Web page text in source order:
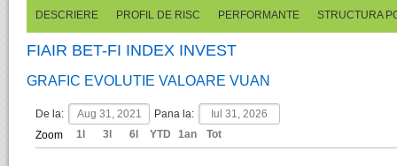
DESCRIERE PROFIL DE RISC PERFORMANTE STRUCTURA
FIAIR BET-FI INDEX INVEST
GRAFIC EVOLUTIE VALOARE VUAN
De la:
Pana la:
Zoom
1l 3l 6l YTD 1an Tot